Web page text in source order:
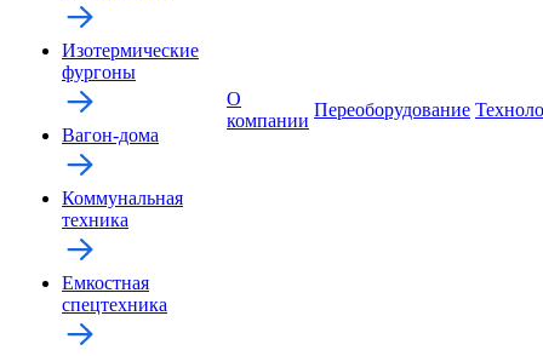
Изотермические
фургоны
Вагон-дома
Коммунальная
техника
Емкостная
спецтехника
О
компании
Переоборудование